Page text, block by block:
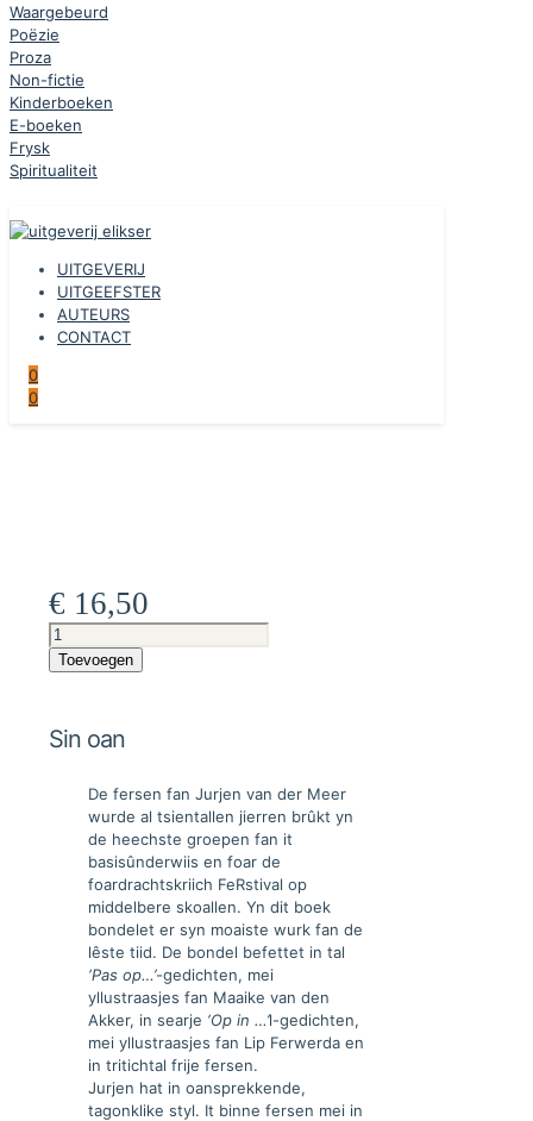
Waargebeurd
Poëzie
Proza
Non-fictie
Kinderboeken
E-boeken
Frysk
Spiritualiteit
UITGEVERIJ
UITGEEFSTER
AUTEURS
CONTACT
0
0
€ 16,50
Sin
oan
aantal
Toevoegen
Sin oan
De fersen fan Jurjen van der Meer
wurde al tsientallen jierren brûkt yn
de heechste groepen fan it
basisûnderwiis en foar de
foardrachtskriich FeRstival op
middelbere skoallen. Yn dit boek
bondelet er syn moaiste wurk fan de
lêste tiid. De bondel befettet in tal
‘Pas op…’-gedichten, mei
yllustraasjes fan Maaike van den
Akker, in searje ‘Op in …’l-gedichten,
mei yllustraasjes fan Lip Ferwerda en
in tritichtal frije fersen.
Jurjen hat in oansprekkende,
tagonklike styl. It binne fersen mei in